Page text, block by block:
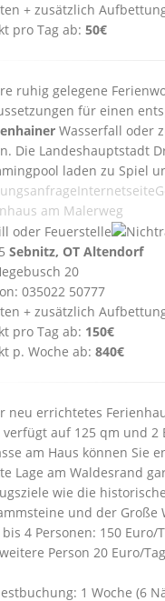
+ zusätzlich
pro Tag ab: 50€
ruhig gelegene
für einen
Wasserfall oder
Die Landeshauptstadt
laden zu Spiel
Internetseite
am Malerweg
Sebnitz, OT Altendorf
20
035022 50777
+ zusätzlich
pro Tag ab: 150€
p. Woche ab: 840€
neu errichtetes
verfügt auf 125 qm und
am Haus können Sie
Lage am Waldesrand
wie die
und der
bis 4 Personen: 150 Euro/
Person 20 Euro/Tag
1 Woche (6